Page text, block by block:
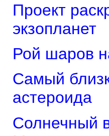
Проект
экзопланет
Рой шаров
Самый
астероида
Солнечный